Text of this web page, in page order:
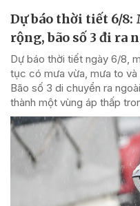
Dự báo thời tiết 6/8:
rộng, bão số 3 đi ra
Dự báo thời tiết ngày 6/8,
tục có mưa vừa, mưa to
Bão số 3 di chuyển ra
thành một vùng áp thấp